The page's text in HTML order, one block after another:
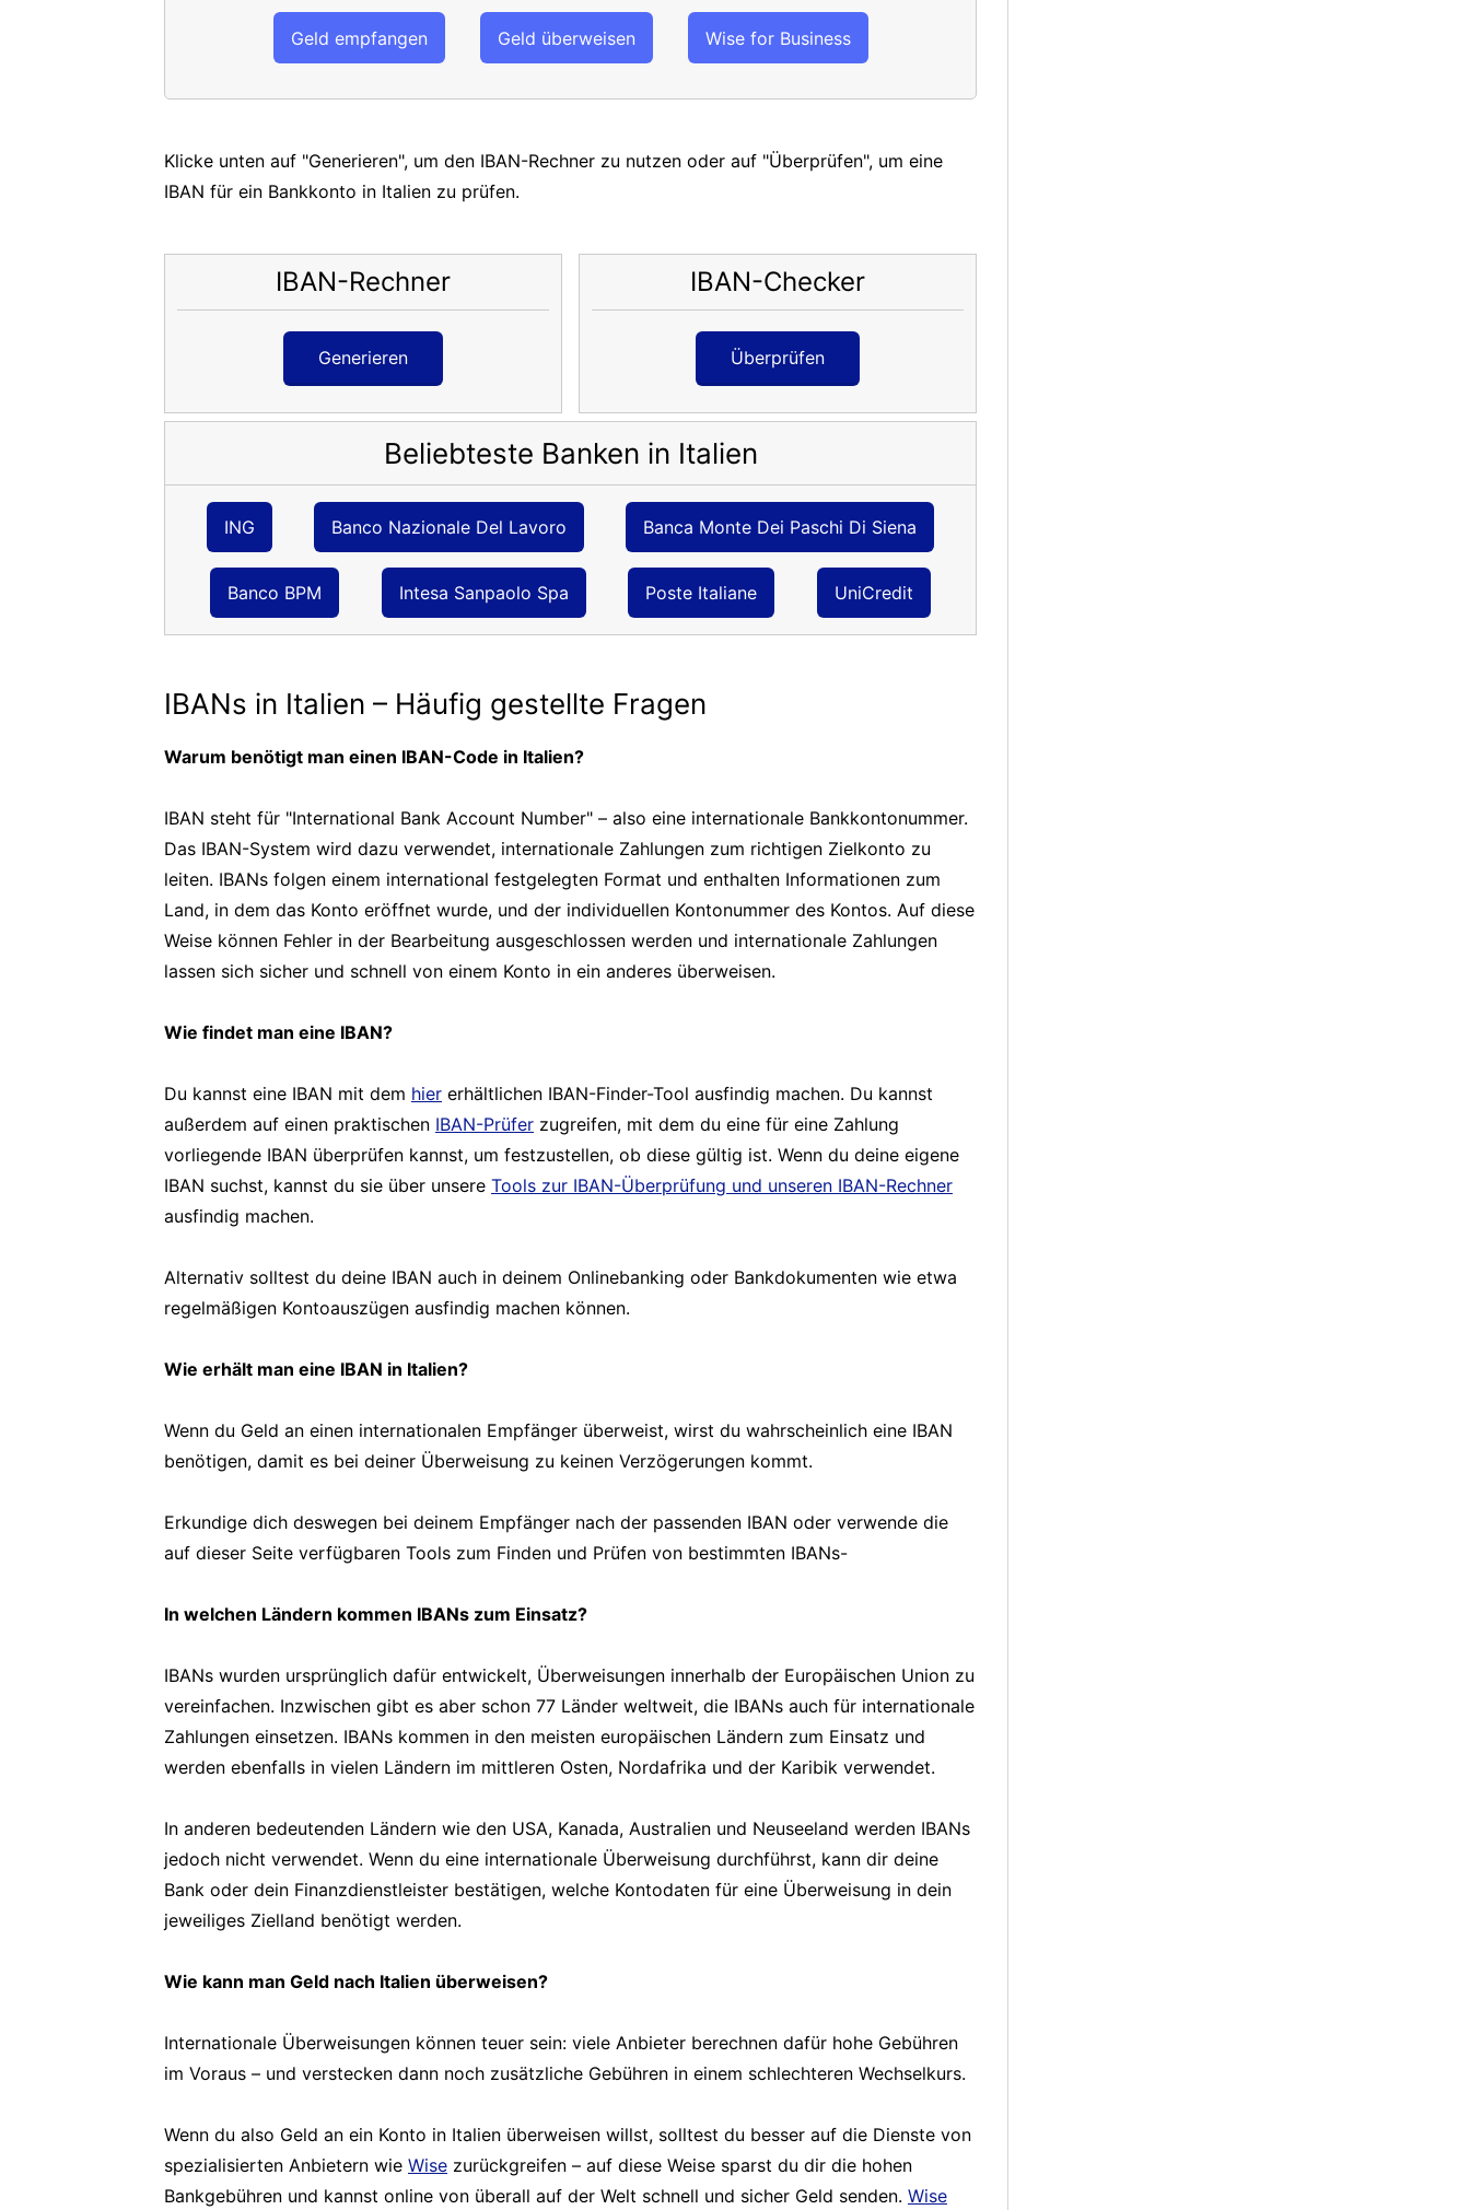
Geld empfangen Geld überweisen Wise for Business
Klicke unten auf "Generieren", um den IBAN-Rechner zu nutzen oder auf "Überprüfen", um eine
IBAN für ein Bankkonto in Italien zu prüfen.
IBAN-Rechner
Generieren
IBAN-Checker
Überprüfen
Beliebteste Banken in Italien
ING Banco Nazionale Del Lavoro Banca Monte Dei Paschi Di Siena
Banco BPM Intesa Sanpaolo Spa Poste Italiane UniCredit
IBANs in Italien – Häufig gestellte Fragen
Warum benötigt man einen IBAN-Code in Italien?
IBAN steht für "International Bank Account Number" – also eine internationale Bankkontonummer.
Das IBAN-System wird dazu verwendet, internationale Zahlungen zum richtigen Zielkonto zu
leiten. IBANs folgen einem international festgelegten Format und enthalten Informationen zum
Land, in dem das Konto eröffnet wurde, und der individuellen Kontonummer des Kontos. Auf diese
Weise können Fehler in der Bearbeitung ausgeschlossen werden und internationale Zahlungen
lassen sich sicher und schnell von einem Konto in ein anderes überweisen.
Wie findet man eine IBAN?
Du kannst eine IBAN mit dem hier erhältlichen IBAN-Finder-Tool ausfindig machen. Du kannst
außerdem auf einen praktischen IBAN-Prüfer zugreifen, mit dem du eine für eine Zahlung
vorliegende IBAN überprüfen kannst, um festzustellen, ob diese gültig ist. Wenn du deine eigene
IBAN suchst, kannst du sie über unsere Tools zur IBAN-Überprüfung und unseren IBAN-Rechner
ausfindig machen.
Alternativ solltest du deine IBAN auch in deinem Onlinebanking oder Bankdokumenten wie etwa
regelmäßigen Kontoauszügen ausfindig machen können.
Wie erhält man eine IBAN in Italien?
Wenn du Geld an einen internationalen Empfänger überweist, wirst du wahrscheinlich eine IBAN
benötigen, damit es bei deiner Überweisung zu keinen Verzögerungen kommt.
Erkundige dich deswegen bei deinem Empfänger nach der passenden IBAN oder verwende die
auf dieser Seite verfügbaren Tools zum Finden und Prüfen von bestimmten IBANs-
In welchen Ländern kommen IBANs zum Einsatz?
IBANs wurden ursprünglich dafür entwickelt, Überweisungen innerhalb der Europäischen Union zu
vereinfachen. Inzwischen gibt es aber schon 77 Länder weltweit, die IBANs auch für internationale
Zahlungen einsetzen. IBANs kommen in den meisten europäischen Ländern zum Einsatz und
werden ebenfalls in vielen Ländern im mittleren Osten, Nordafrika und der Karibik verwendet.
In anderen bedeutenden Ländern wie den USA, Kanada, Australien und Neuseeland werden IBANs
jedoch nicht verwendet. Wenn du eine internationale Überweisung durchführst, kann dir deine
Bank oder dein Finanzdienstleister bestätigen, welche Kontodaten für eine Überweisung in dein
jeweiliges Zielland benötigt werden.
Wie kann man Geld nach Italien überweisen?
Internationale Überweisungen können teuer sein: viele Anbieter berechnen dafür hohe Gebühren
im Voraus – und verstecken dann noch zusätzliche Gebühren in einem schlechteren Wechselkurs.
Wenn du also Geld an ein Konto in Italien überweisen willst, solltest du besser auf die Dienste von
spezialisierten Anbietern wie Wise zurückgreifen – auf diese Weise sparst du dir die hohen
Bankgebühren und kannst online von überall auf der Welt schnell und sicher Geld senden. Wise